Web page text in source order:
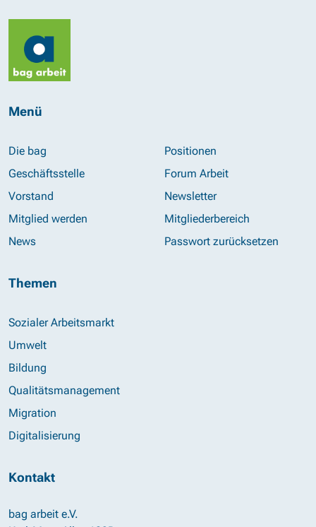
Menü
Die bag
Geschäftsstelle
Vorstand
Mitglied werden
News
Positionen
Forum Arbeit
Newsletter
Mitgliederbereich
Passwort zurücksetzen
Themen
Sozialer Arbeitsmarkt
Umwelt
Bildung
Qualitätsmanagement
Migration
Digitalisierung
Kontakt
bag arbeit e.V.